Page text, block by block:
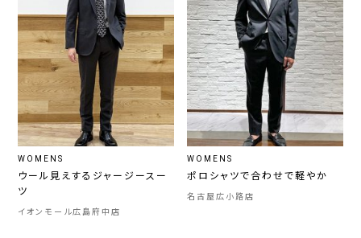
WOMENS
ウール見えするジャージースー
ツ
イオンモール広島府中店
WOMENS
ポロシャツで合わせで軽やか
名古屋広小路店